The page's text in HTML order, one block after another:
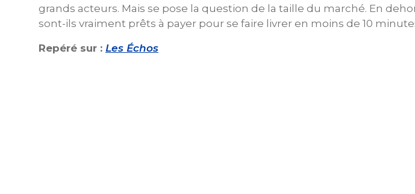
grands acteurs. Mais se pose la question de la taille du marché. En
sont-ils vraiment prêts à payer pour se faire livrer en moins de 10
Repéré sur : Les Échos